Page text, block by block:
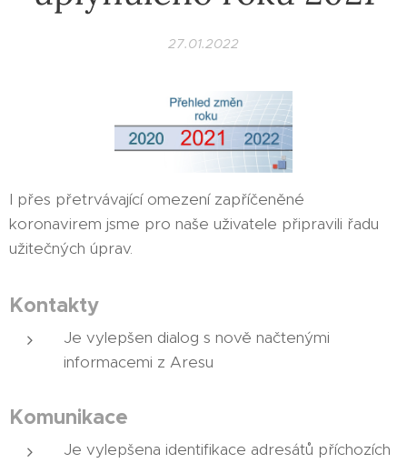
27.01.2022
I přes přetrvávající omezení zapříčeněné
koronavirem jsme pro naše uživatele připravili řadu
užitečných úprav.
Kontakty
Je vylepšen dialog s nově načtenými
informacemi z Aresu
Komunikace
Je vylepšena identifikace adresátů příchozích